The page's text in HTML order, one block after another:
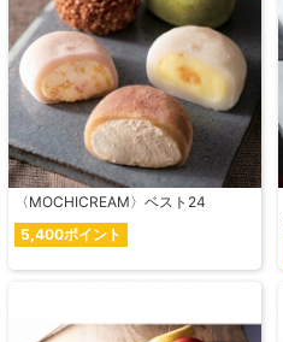
〈MOCHICREAM〉ベスト24
5,400ポイント